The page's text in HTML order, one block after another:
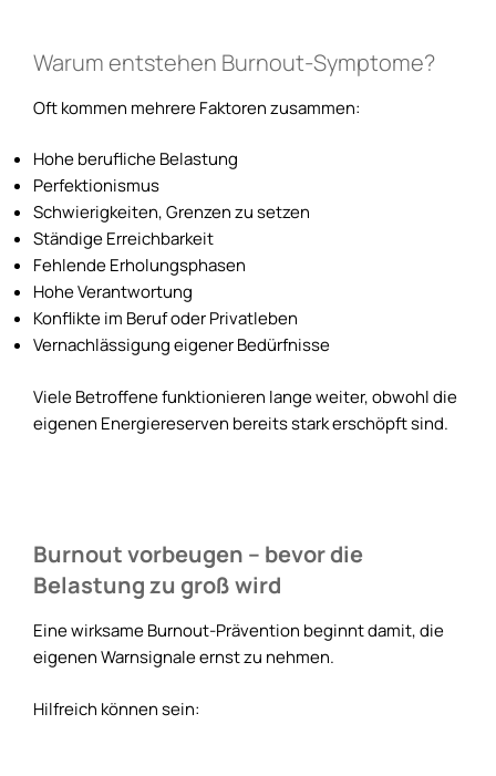
Warum entstehen Burnout-Symptome?
Oft kommen mehrere Faktoren zusammen:
Hohe berufliche Belastung
Perfektionismus
Schwierigkeiten, Grenzen zu setzen
Ständige Erreichbarkeit
Fehlende Erholungsphasen
Hohe Verantwortung
Konflikte im Beruf oder Privatleben
Vernachlässigung eigener Bedürfnisse
Viele Betroffene funktionieren lange weiter, obwohl die
eigenen Energiereserven bereits stark erschöpft sind.
Burnout vorbeugen – bevor die
Belastung zu groß wird
Eine wirksame Burnout-Prävention beginnt damit, die
eigenen Warnsignale ernst zu nehmen.
Hilfreich können sein: